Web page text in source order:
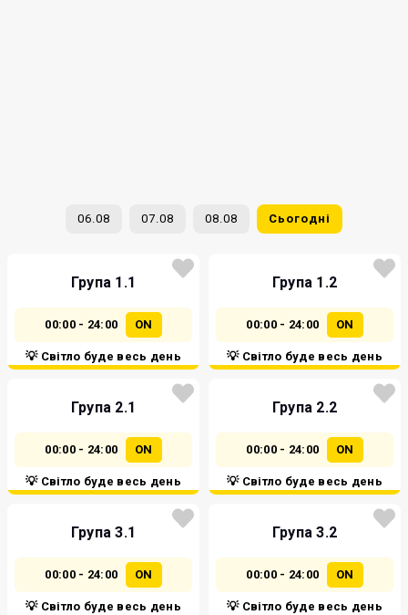
06.08 07.08 08.08 Сьогодні
Група 1.1
00:00 - 24:00 ON
💡 Світло буде весь день
Група 1.2
00:00 - 24:00 ON
💡 Світло буде весь день
Група 2.1
00:00 - 24:00 ON
💡 Світло буде весь день
Група 2.2
00:00 - 24:00 ON
💡 Світло буде весь день
Група 3.1
00:00 - 24:00 ON
💡 Світло буде весь день
Група 3.2
00:00 - 24:00 ON
💡 Світло буде весь день